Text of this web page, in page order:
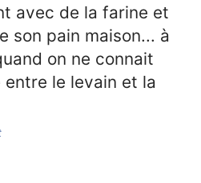
avec de la farine et
son pain maison... à
on ne connait
le levain et la